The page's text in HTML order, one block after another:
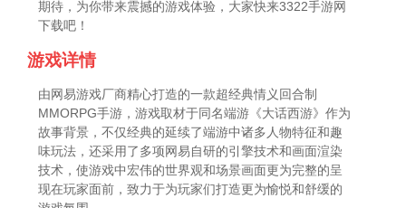
期待，为你带来震撼的游戏体验，大家快来3322手游网
下载吧！
游戏详情
由网易游戏厂商精心打造的一款超经典情义回合制
MMORPG手游，游戏取材于同名端游《大话西游》作为
故事背景，不仅经典的延续了端游中诸多人物特征和趣
味玩法，还采用了多项网易自研的引擎技术和画面渲染
技术，使游戏中宏伟的世界观和场景画面更为完整的呈
现在玩家面前，致力于为玩家们打造更为愉悦和舒缓的